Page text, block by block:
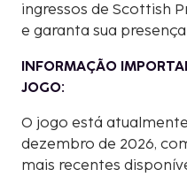
ingressos de Scottish
e garanta sua
INFORMAÇÃO
JOGO:
O jogo está
dezembro de 2026,
mais recentes